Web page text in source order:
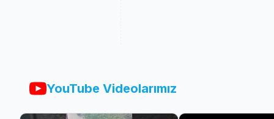
YouTube Videolarımız